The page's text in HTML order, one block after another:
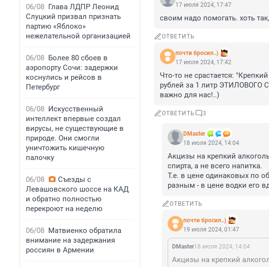
06/08 Глава ЛДПР Леонид
Слуцкий призвал признать
партию «Яблоко»
нежелательной организацией
06/08 Более 80 сбоев в
аэропорту Сочи: задержки
коснулись и рейсов в
Петербург
06/08 Искусственный
интеллект впервые создал
вирусы, не существующие в
природе. Они смогли
уничтожить кишечную
палочку
06/08
Съезды с
Левашовского шоссе на КАД
и обратно полностью
перекроют на неделю
06/08 Матвиенко обратила
внимание на задержания
россиян в Армении
17 июля 2024, 17:47
своим надо помогать. хоть
ОТВЕТИТЬ
почти бросил..)
17 июля 2024, 17:42
Что-то не срастается:
рублей за 1 литр ЭТИЛОВОГО
важно для нас!..)
ОТВЕТИТЬ 3
DMaster
18 июля 2024, 14:04
Акцизы на крепкий
спирта, а не всего напитка.
Т.е. в цене одинаковых по
разным - в цене водки его
ОТВЕТИТЬ
почти бросил..)
19 июля 2024, 01:47
DMaster18 июля 2024, 14:04